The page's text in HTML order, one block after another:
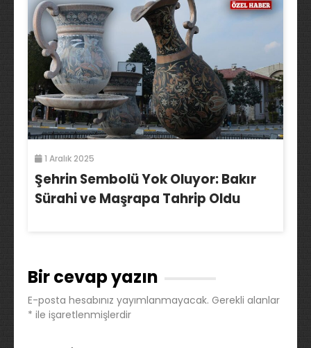
1 Aralık 2025
Şehrin Sembolü Yok Oluyor: Bakır
Sürahi ve Maşrapa Tahrip Oldu
Bir cevap yazın
E-posta hesabınız yayımlanmayacak. Gerekli alanlar
* ile işaretlenmişlerdir